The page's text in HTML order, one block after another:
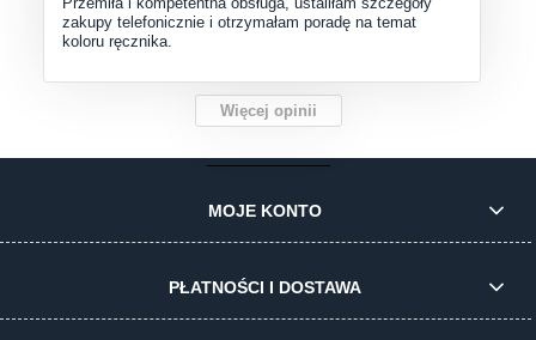
zakupy telefonicznie i otrzymałam poradę na temat
koloru ręcznika.
Więcej opinii
MOJE KONTO
PŁATNOŚCI I DOSTAWA